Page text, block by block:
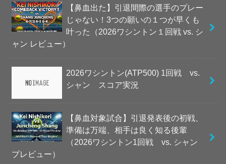
【鼻血出た】引退間際の選手のプレー
じゃない！3つの願いの１つが早くも
叶った（2026ワシントン１回戦 vs. シ
ャン レビュー）
2026ワシントン(ATP500) 1回戦 vs.
シャン スコア実況
【鼻血対象試合】引退発表後の初戦、
準備は万端、相手は良く知る後輩
（2026ワシントン1回戦 vs. シャン
プレビュー）